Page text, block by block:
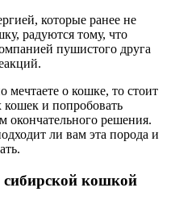
которые ранее не
радуются тому, что
пушистого друга
мечтаете о кошке, то стоит
кошек и попробовать
окончательного решения.
ли вам эта порода и
сибирской кошкой